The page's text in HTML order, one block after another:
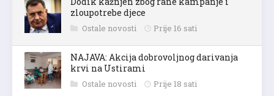
zloupotrebe djece
Ostale novosti Prije 16 sati
NAJAVA: Akcija dobrovoljnog darivanja
krvi na Ustirami
Ostale novosti Prije 18 sati